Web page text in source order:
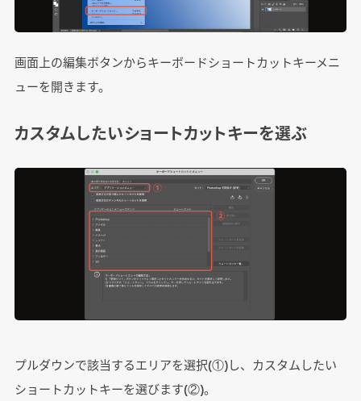
画面上の編集ボタンからキーボードショートカットキーメニ
ューを開きます。
カスタムしたいショートカットキーを選ぶ
プルダウンで該当するエリアを選択(①)し、カスタムしたい
ショートカットキーを選びます(②)。